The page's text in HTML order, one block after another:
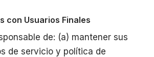
con Usuarios Finales
de: (a) mantener sus
de servicio y política de